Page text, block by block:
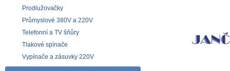
Prodlužovačky
Průmyslové 380V a 220V
Telefonní a TV šňůry
Tlakové spínače
Vypínače a zásuvky 220V